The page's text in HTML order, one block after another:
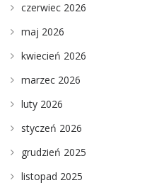
czerwiec 2026
maj 2026
kwiecień 2026
marzec 2026
luty 2026
styczeń 2026
grudzień 2025
listopad 2025